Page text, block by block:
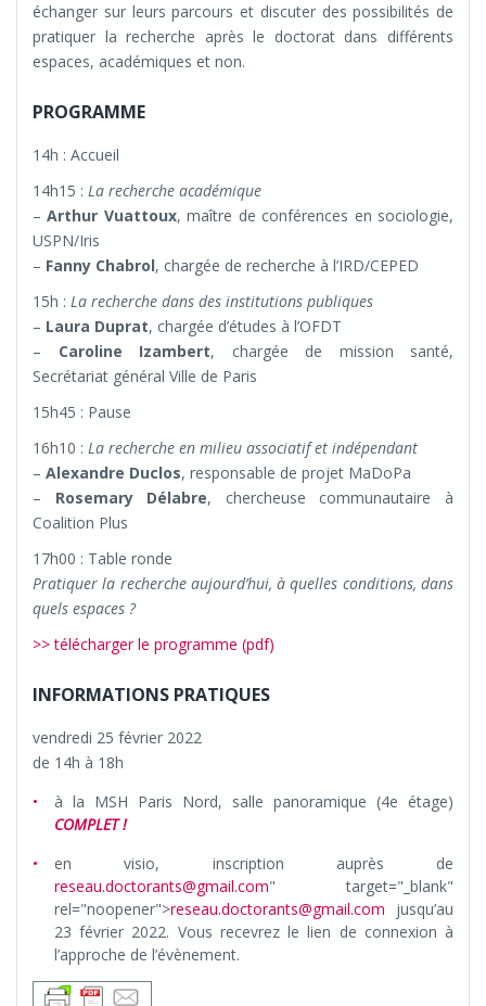
échanger sur leurs parcours et discuter des possibilités de
pratiquer la recherche après le doctorat dans différents
espaces, académiques et non.
PROGRAMME
14h : Accueil
14h15 : La recherche académique
–Arthur Vuattoux, maître de conférences en sociologie,
USPN/Iris
– Fanny Chabrol, chargée de recherche à l’IRD/CEPED
15h : La recherche dans des institutions publiques
– Laura Duprat, chargée d’études à l’OFDT
– Caroline Izambert, chargée de mission santé,
Secrétariat général Ville de Paris
15h45 : Pause
16h10 : La recherche en milieu associatif et indépendant
– Alexandre Duclos, responsable de projet MaDoPa
– Rosemary Délabre, chercheuse communautaire à
Coalition Plus
17h00 : Table ronde
Pratiquer la recherche aujourd’hui, à quelles conditions, dans
quels espaces ?
>> télécharger le programme (pdf)
INFORMATIONS PRATIQUES
vendredi 25 février 2022
de 14h à 18h
à la MSH Paris Nord, salle panoramique (4e étage)
COMPLET !
en visio, inscription auprès de
reseau.doctorants@gmail.com" target="_blank"
rel="noopener">reseau.doctorants@gmail.com ‌ jusqu’au
23 février 2022. Vous recevrez le lien de connexion à
l’approche de l’évènement.